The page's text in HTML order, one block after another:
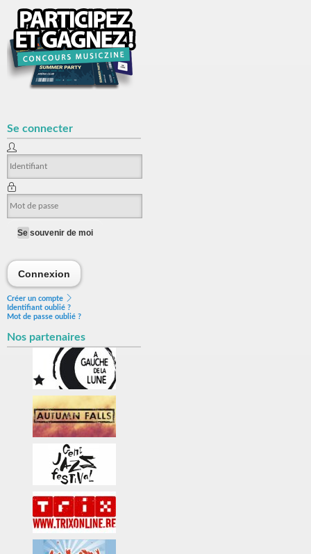
Se connecter
Se souvenir de moi
Connexion
Créer un compte
Identifiant oublié ?
Mot de passe oublié ?
Nos partenaires